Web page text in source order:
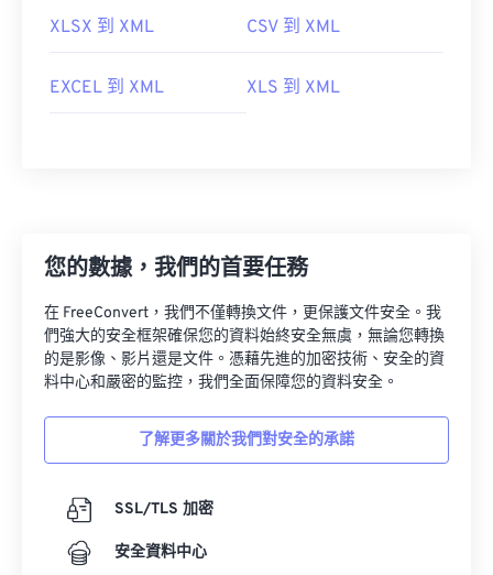
XLSX 到 XML CSV 到 XML
EXCEL 到 XML XLS 到 XML
您的數據，我們的首要任務
在 FreeConvert，我們不僅轉換文件，更保護文件安全。我
們強大的安全框架確保您的資料始終安全無虞，無論您轉換
的是影像、影片還是文件。憑藉先進的加密技術、安全的資
料中心和嚴密的監控，我們全面保障您的資料安全。
了解更多關於我們對安全的承諾
SSL/TLS 加密
安全資料中心